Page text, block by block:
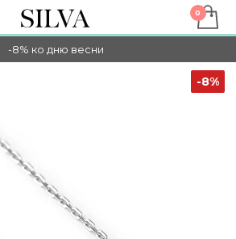
-10% на оплату онлайн
-8% ко дню весни
-8%